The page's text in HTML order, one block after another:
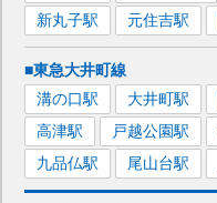
新丸子駅 元住吉駅
■東急大井町線
溝の口駅 大井町駅
高津駅 戸越公園駅
九品仏駅 尾山台駅